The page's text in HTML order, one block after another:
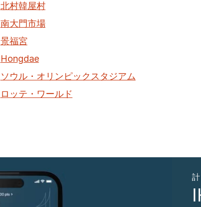
北村韓屋村
南大門市場
景福宮
Hongdae
ソウル・オリンピックスタジアム
ロッテ・ワールド